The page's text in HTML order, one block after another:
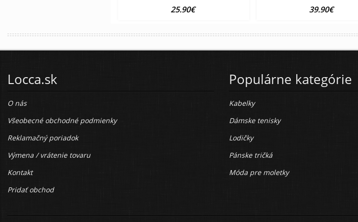
25.90€ 39.90€
Locca.sk
O nás
Všeobecné obchodné podmienky
Reklamačný poriadok
Výmena / vrátenie tovaru
Kontakt
Pridať obchod
Populárne kategórie
Kabelky
Dámske tenisky
Lodičky
Pánske tričká
Móda pre moletky